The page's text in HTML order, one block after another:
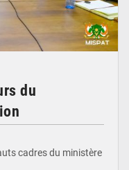
du
cadres du ministère